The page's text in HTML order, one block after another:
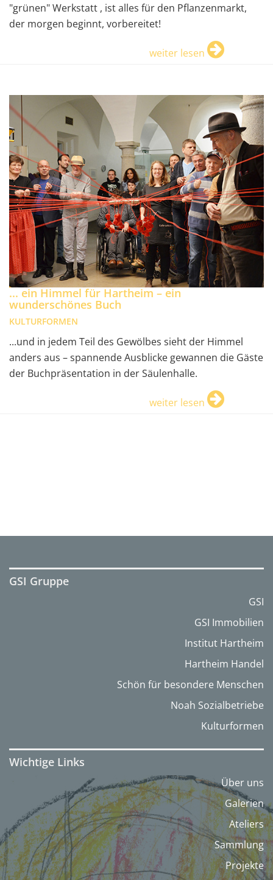
"grünen" Werkstatt , ist alles für den Pflanzenmarkt,
der morgen beginnt, vorbereitet!
weiter lesen
... ein Himmel für Hartheim – ein
wunderschönes Buch
KULTURFORMEN
...und in jedem Teil des Gewölbes sieht der Himmel
anders aus – spannende Ausblicke gewannen die Gäste
der Buchpräsentation in der Säulenhalle.
weiter lesen
GSI Gruppe
GSI
GSI Immobilien
Institut Hartheim
Hartheim Handel
Schön für besondere Menschen
Noah Sozialbetriebe
Kulturformen
Wichtige Links
Über uns
Galerien
Ateliers
Sammlung
Projekte